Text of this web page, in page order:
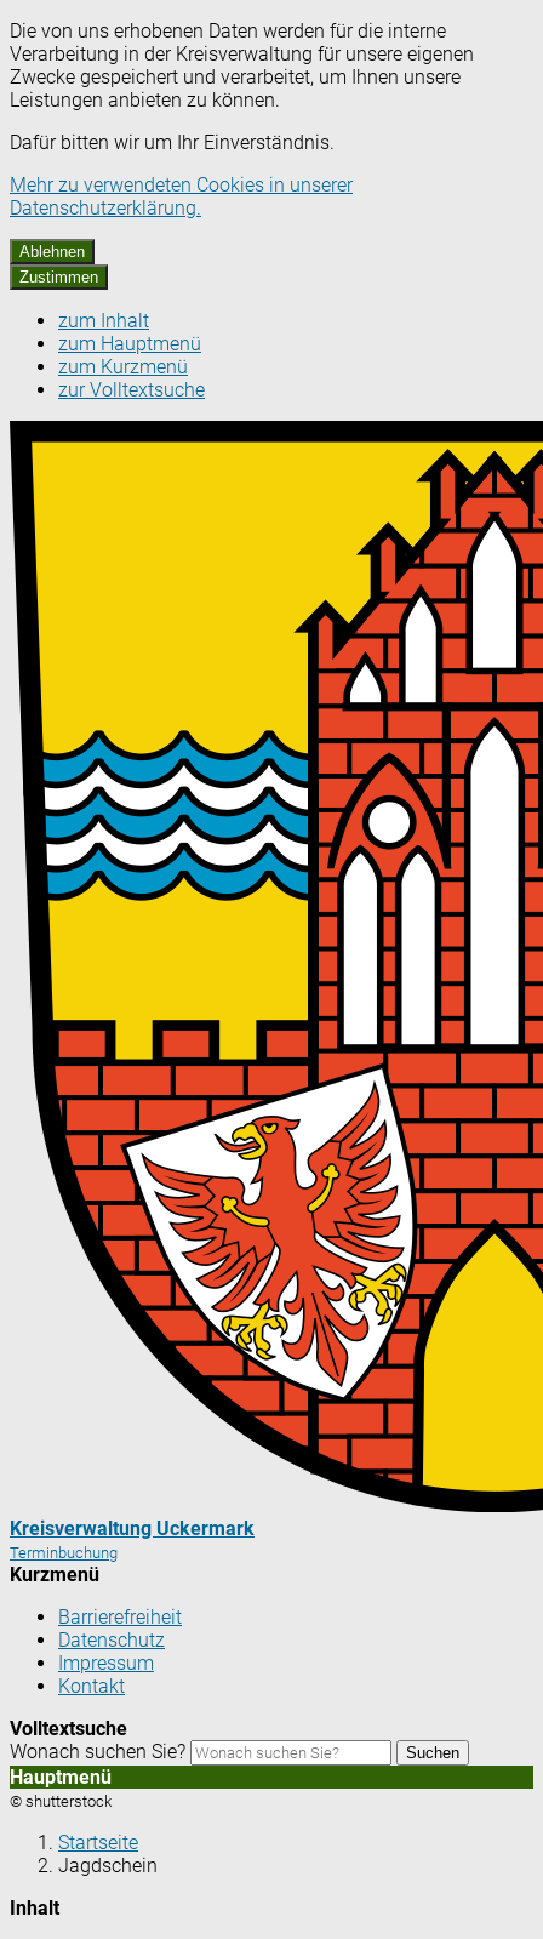
Die von uns erhobenen Daten werden für die interne
Verarbeitung in der Kreisverwaltung für unsere eigenen
Zwecke gespeichert und verarbeitet, um Ihnen unsere
Leistungen anbieten zu können.
Dafür bitten wir um Ihr Einverständnis.
Mehr zu verwendeten Cookies in unserer
Datenschutzerklärung.
Ablehnen
Zustimmen
zum Inhalt
zum Hauptmenü
zum Kurzmenü
zur Volltextsuche
Kreisverwaltung Uckermark
Terminbuchung
Kurzmenü
Barrierefreiheit
Datenschutz
Impressum
Kontakt
Volltextsuche
Wonach suchen Sie?
Suchen
Hauptmenü
© shutterstock
Startseite
Jagdschein
Inhalt